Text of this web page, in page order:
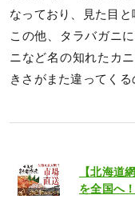
なっており、見た目と
この他、タラバガニ
ニなど名の知れたカ
きさがまた違ってくる
【北海道
を全国へ！